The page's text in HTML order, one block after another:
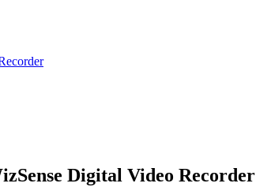
Digital Video Recorder